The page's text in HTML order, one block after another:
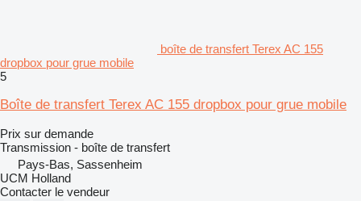
boîte de transfert Terex AC 155
dropbox pour grue mobile
5
Boîte de transfert Terex AC 155 dropbox pour grue mobile
Prix sur demande
Transmission - boîte de transfert
Pays-Bas, Sassenheim
UCM Holland
Contacter le vendeur